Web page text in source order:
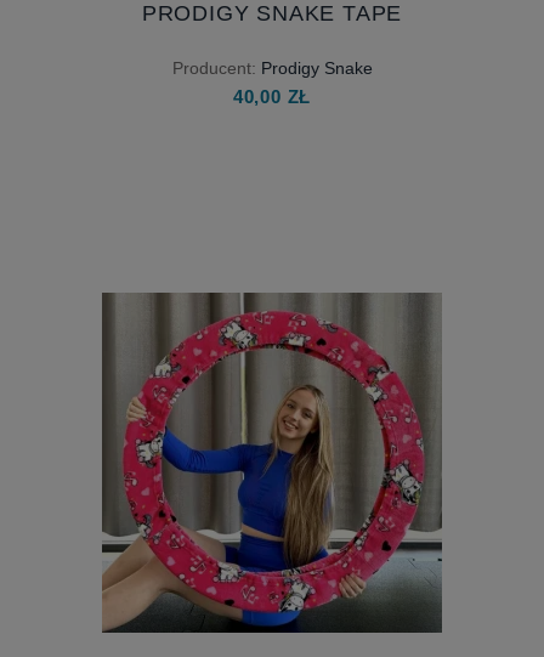
PRODIGY SNAKE TAPE
Producent: Prodigy Snake
40,00 ZŁ